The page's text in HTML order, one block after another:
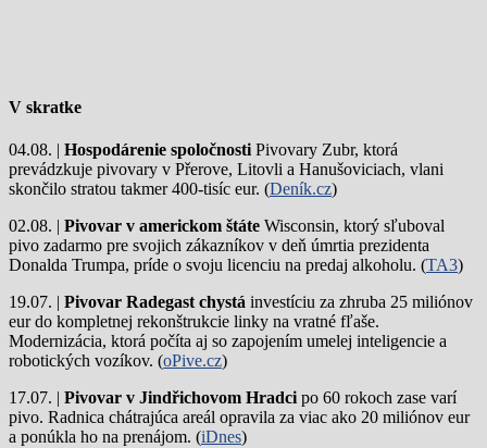
V skratke
04.08. | Hospodárenie spoločnosti Pivovary Zubr, ktorá
prevádzkuje pivovary v Přerove, Litovli a Hanušoviciach, vlani
skončilo stratou takmer 400-tisíc eur. (Deník.cz)
02.08. | Pivovar v americkom štáte Wisconsin, ktorý sľuboval
pivo zadarmo pre svojich zákazníkov v deň úmrtia prezidenta
Donalda Trumpa, príde o svoju licenciu na predaj alkoholu. (TA3)
19.07. | Pivovar Radegast chystá investíciu za zhruba 25 miliónov
eur do kompletnej rekonštrukcie linky na vratné fľaše.
Modernizácia, ktorá počíta aj so zapojením umelej inteligencie a
robotických vozíkov. (oPive.cz)
17.07. | Pivovar v Jindřichovom Hradci po 60 rokoch zase varí
pivo. Radnica chátrajúca areál opravila za viac ako 20 miliónov eur
a ponúkla ho na prenájom. (iDnes)